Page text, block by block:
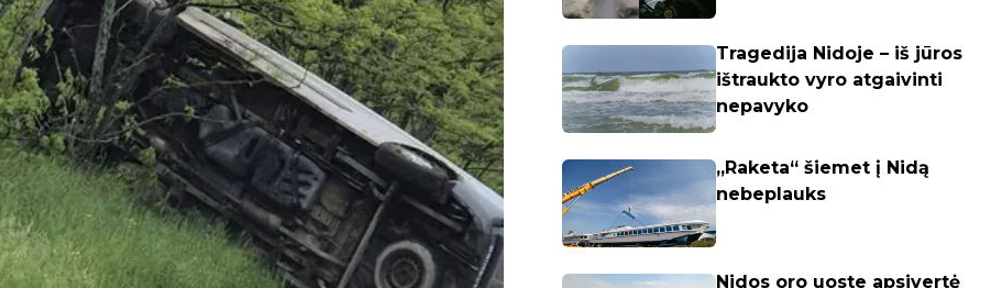
Tragedija Nidoje – iš jūros
ištraukto vyro atgaivinti
nepavyko
„Raketa“ šiemet į Nidą
nebeplauks
Nidos oro uoste apsivertė